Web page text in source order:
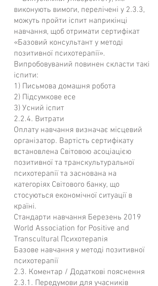
виконують вимоги, перелічені у 2.3.3,
можуть пройти іспит наприкінці
навчання, щоб отримати сертифікат
«Базовий консультант у методі
позитивної психотерапії».
Випробовуваний повинен скласти такі
іспити:
1) Письмова домашня робота
2) Підсумкове есе
3) Усний іспит
2.2.4. Витрати
Оплату навчання визначає місцевий
організатор. Вартість сертифікату
встановлена Світовою асоціацією
позитивної та транскультуральної
психотерапії та заснована на
категоріях Світового банку, що
стосуються економічної ситуації в
країні.
Стандарти навчання Березень 2019
World Association for Positive and
Transcultural Психотерапія
Базове навчання у методі позитивної
психотерапії
2.3. Коментар / Додаткові пояснення
2.3.1. Передумови для учасників